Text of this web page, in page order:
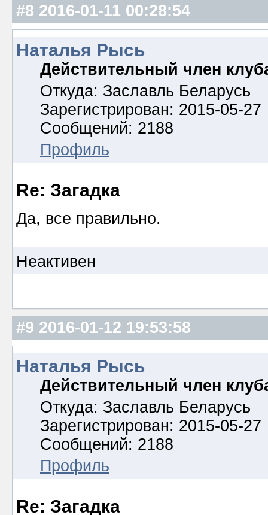
#8 2016-01-11 00:28:54
Наталья Рысь
Действительный член
Откуда: Заславль Беларусь
Зарегистрирован: 2015-05-27
Сообщений: 2188
Профиль
Re: Загадка
Да, все правильно.
Неактивен
#9 2016-01-12 19:53:58
Наталья Рысь
Действительный член
Откуда: Заславль Беларусь
Зарегистрирован: 2015-05-27
Сообщений: 2188
Профиль
Re: Загадка